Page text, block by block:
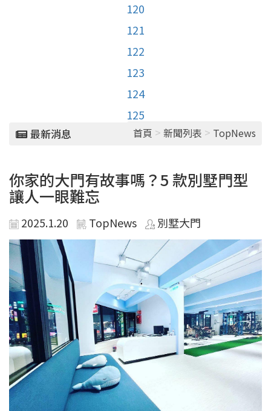
120
121
122
123
124
125
最新消息 首頁 > 新聞列表 > TopNews
你家的大門有故事嗎？5 款別墅門型
讓人一眼難忘
2025.1.20 TopNews 別墅大門